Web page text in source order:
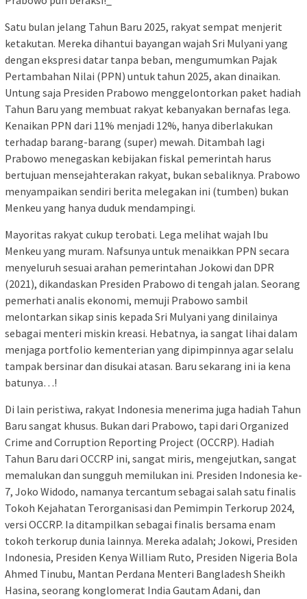
Satu bulan jelang Tahun Baru 2025, rakyat sempat menjerit
ketakutan. Mereka dihantui bayangan wajah Sri Mulyani yang
dengan ekspresi datar tanpa beban, mengumumkan Pajak
Pertambahan Nilai (PPN) untuk tahun 2025, akan dinaikan.
Untung saja Presiden Prabowo menggelontorkan paket hadiah
Tahun Baru yang membuat rakyat kebanyakan bernafas lega.
Kenaikan PPN dari 11% menjadi 12%, hanya diberlakukan
terhadap barang-barang (super) mewah. Ditambah lagi
Prabowo menegaskan kebijakan fiskal pemerintah harus
bertujuan mensejahterakan rakyat, bukan sebaliknya. Prabowo
menyampaikan sendiri berita melegakan ini (tumben) bukan
Menkeu yang hanya duduk mendampingi.
Mayoritas rakyat cukup terobati. Lega melihat wajah Ibu
Menkeu yang muram. Nafsunya untuk menaikkan PPN secara
menyeluruh sesuai arahan pemerintahan Jokowi dan DPR
(2021), dikandaskan Presiden Prabowo di tengah jalan. Seorang
pemerhati analis ekonomi, memuji Prabowo sambil
melontarkan sikap sinis kepada Sri Mulyani yang dinilainya
sebagai menteri miskin kreasi. Hebatnya, ia sangat lihai dalam
menjaga portfolio kementerian yang dipimpinnya agar selalu
tampak bersinar dan disukai atasan. Baru sekarang ini ia kena
batunya…!
Di lain peristiwa, rakyat Indonesia menerima juga hadiah Tahun
Baru sangat khusus. Bukan dari Prabowo, tapi dari Organized
Crime and Corruption Reporting Project (OCCRP). Hadiah
Tahun Baru dari OCCRP ini, sangat miris, mengejutkan, sangat
memalukan dan sungguh memilukan ini. Presiden Indonesia ke-
7, Joko Widodo, namanya tercantum sebagai salah satu finalis
Tokoh Kejahatan Terorganisasi dan Pemimpin Terkorup 2024,
versi OCCRP. Ia ditampilkan sebagai finalis bersama enam
tokoh terkorup dunia lainnya. Mereka adalah; Jokowi, Presiden
Indonesia, Presiden Kenya William Ruto, Presiden Nigeria Bola
Ahmed Tinubu, Mantan Perdana Menteri Bangladesh Sheikh
Hasina, seorang konglomerat India Gautam Adani, dan